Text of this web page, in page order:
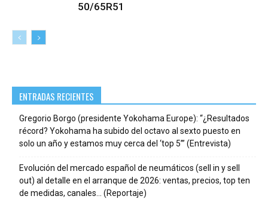
50/65R51
ENTRADAS RECIENTES
Gregorio Borgo (presidente Yokohama Europe): “¿Resultados
récord? Yokohama ha subido del octavo al sexto puesto en
solo un año y estamos muy cerca del ‘top 5’” (Entrevista)
Evolución del mercado español de neumáticos (sell in y sell
out) al detalle en el arranque de 2026: ventas, precios, top ten
de medidas, canales… (Reportaje)